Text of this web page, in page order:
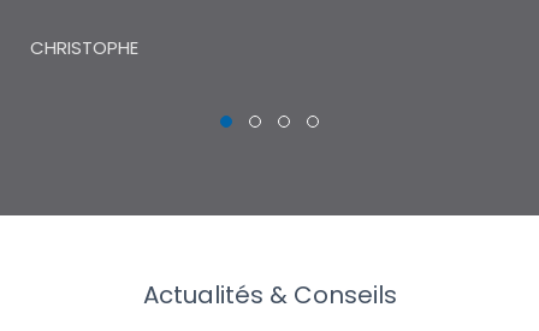
CHRISTOPHE
Actualités & Conseils